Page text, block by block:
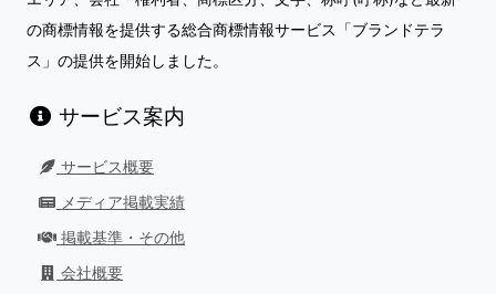
の商標情報を提供する総合商標情報サービス「ブランドテラ
ス」の提供を開始しました。
サービス案内
サービス概要
メディア掲載実績
掲載基準・その他
会社概要